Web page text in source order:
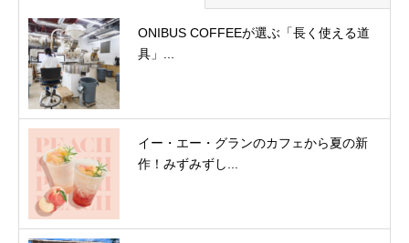
ONIBUS COFFEEが選ぶ「長く使える道
具」...
イー・エー・グランのカフェから夏の新
作！みずみずし...